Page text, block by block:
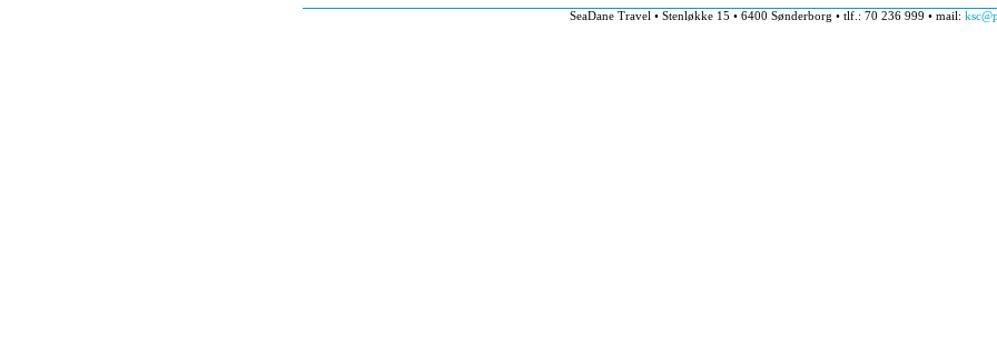
SeaDane Travel • Stenløkke 15 • 6400 Sønderborg • tlf.: 70 236 999 • mail: